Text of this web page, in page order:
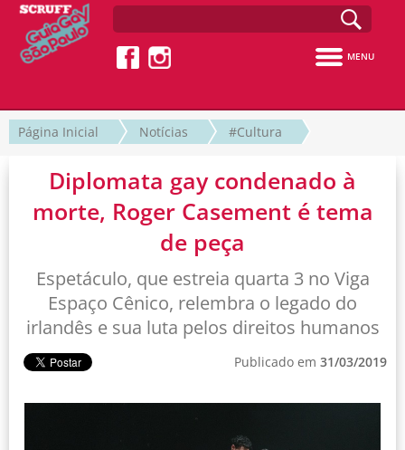
MENU
Página Inicial Notícias #Cultura
Diplomata gay condenado à
morte, Roger Casement é tema
de peça
Espetáculo, que estreia quarta 3 no Viga
Espaço Cênico, relembra o legado do
irlandês e sua luta pelos direitos humanos
Publicado em 31/03/2019